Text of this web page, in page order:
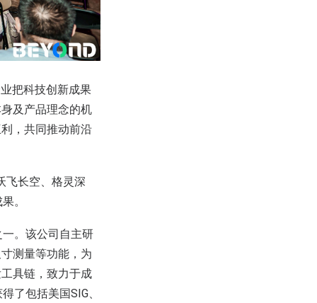
把科技创新成果
及产品理念的机
，共同推动前沿
飞长空、格灵深
。
。该公司自主研
测量等功能，为
具链，致力于成
了包括美国SIG、